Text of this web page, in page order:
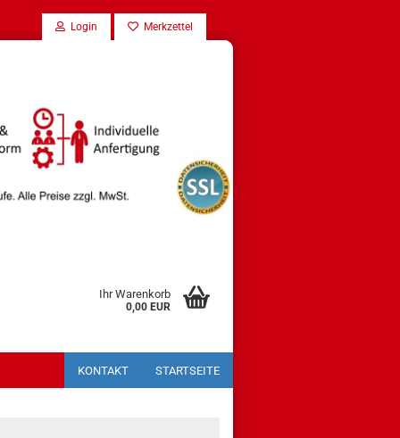
Login Merkzettel
Ihr Warenkorb
0,00 EUR
KONTAKT STARTSEITE